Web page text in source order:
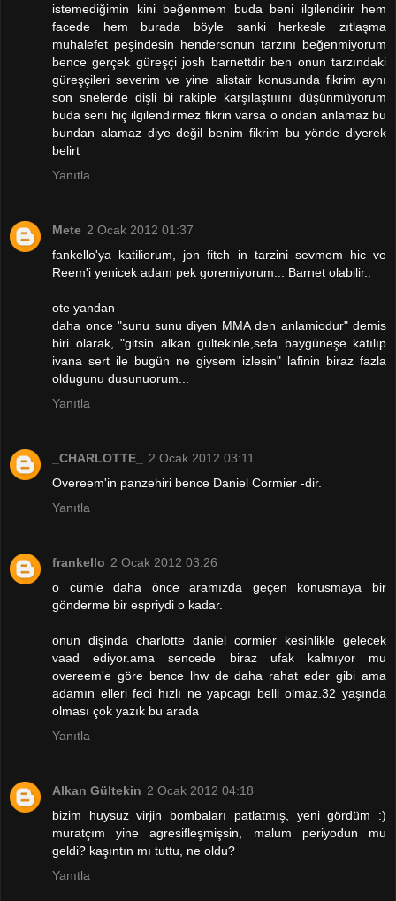
istemediğimin kini beğenmem buda beni ilgilendirir hem
facede hem burada böyle sanki herkesle zıtlaşma
muhalefet peşindesin hendersonun tarzını beğenmiyorum
bence gerçek güreşçi josh barnettdir ben onun tarzındaki
güreşçileri severim ve yine alistair konusunda fikrim aynı
son snelerde dişli bi rakiple karşılaştııını düşünmüyorum
buda seni hiç ilgilendirmez fikrin varsa o ondan anlamaz bu
bundan alamaz diye değil benim fikrim bu yönde diyerek
belirt
Yanıtla
Mete 2 Ocak 2012 01:37
fankello'ya katiliorum, jon fitch in tarzini sevmem hic ve
Reem'i yenicek adam pek goremiyorum... Barnet olabilir..
ote yandan
daha once "sunu sunu diyen MMA den anlamiodur" demis
biri olarak, "gitsin alkan gültekinle,sefa baygüneşe katılıp
ivana sert ile bugün ne giysem izlesin" lafinin biraz fazla
oldugunu dusunuorum...
Yanıtla
_CHARLOTTE_
2 Ocak 2012 03:11
Overeem'in panzehiri bence Daniel Cormier -dir.
Yanıtla
frankello 2 Ocak 2012 03:26
o cümle daha önce aramızda geçen konusmaya bir
gönderme bir espriydi o kadar.
onun dişinda charlotte daniel cormier kesinlikle gelecek
vaad ediyor.ama sencede biraz ufak kalmıyor mu
overeem'e göre bence lhw de daha rahat eder gibi ama
adamın elleri feci hızlı ne yapcagı belli olmaz.32 yaşında
olması çok yazık bu arada
Yanıtla
Alkan Gültekin 2 Ocak 2012 04:18
bizim huysuz virjin bombaları patlatmış, yeni gördüm :)
muratçım yine agresifleşmişsin, malum periyodun mu
geldi? kaşıntın mı tuttu, ne oldu?
Yanıtla